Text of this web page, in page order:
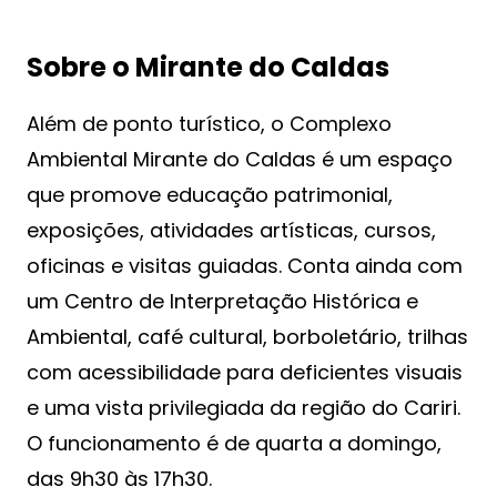
Sobre o Mirante do Caldas
Além de ponto turístico, o Complexo
Ambiental Mirante do Caldas é um espaço
que promove educação patrimonial,
exposições, atividades artísticas, cursos,
oficinas e visitas guiadas. Conta ainda com
um Centro de Interpretação Histórica e
Ambiental, café cultural, borboletário, trilhas
com acessibilidade para deficientes visuais
e uma vista privilegiada da região do Cariri.
O funcionamento é de quarta a domingo,
das 9h30 às 17h30.